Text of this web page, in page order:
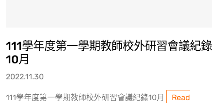
111學年度第一學期教師校外研習會議紀錄
10月
2022.11.30
111學年度第一學期教師校外研習會議紀錄10月
Read